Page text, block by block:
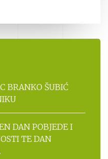
BRANKO ŠUBIĆ
DAN POBJEDE I
TE DAN